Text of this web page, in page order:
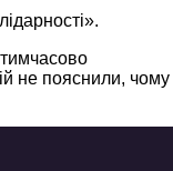
не пояснили, чому